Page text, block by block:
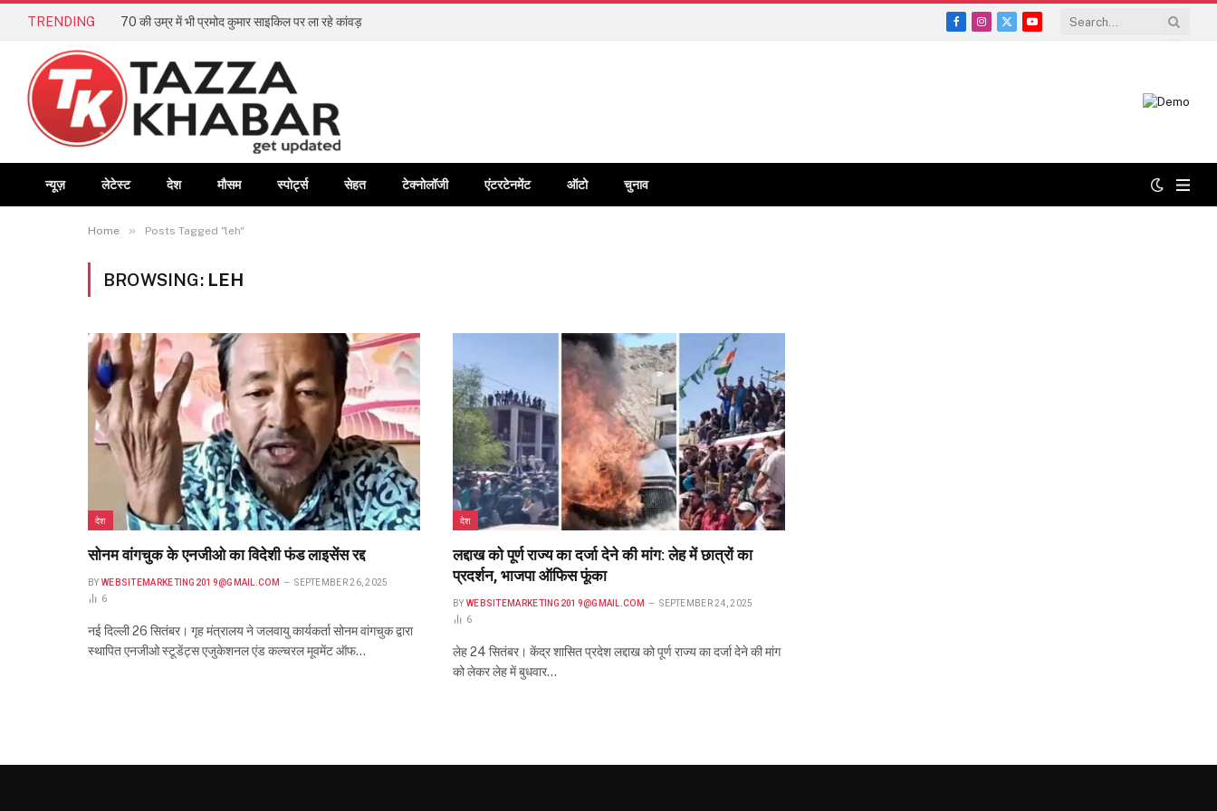
TRENDING 70 की उम्र में भी प्रमोद कुमार साइकिल पर ला रहे कांवड़
Facebook
Instagram
X
YouTube
न्यूज़ लेटेस्ट देश मौसम स्पोर्ट्स सेहत टेक्नोलॉजी एंटरटेनमेंट ऑटो चुनाव
Home » Posts Tagged "leh"
BROWSING: LEH
देश
सोनम वांगचुक के एनजीओ का विदेशी फंड लाइसेंस रद्द
BY WEBSITEMARKETING2019@GMAIL.COM
SEPTEMBER 26, 2025
6
नई दिल्ली 26 सितंबर। गृह मंत्रालय ने जलवायु कार्यकर्ता सोनम वांगचुक द्वारा
स्थापित एनजीओ स्टूडेंट्स एजुकेशनल एंड कल्चरल मूवमेंट ऑफ…
देश
लद्दाख को पूर्ण राज्य का दर्जा देने की मांग: लेह में छात्रों का
प्रदर्शन, भाजपा ऑफिस फूंका
BY WEBSITEMARKETING2019@GMAIL.COM
SEPTEMBER 24, 2025
6
लेह 24 सितंबर। केंद्र शासित प्रदेश लद्दाख को पूर्ण राज्य का दर्जा देने की मांग
को लेकर लेह में बुधवार…